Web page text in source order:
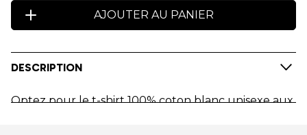
AJOUTER AU PANIER
DESCRIPTION
Optez pour le t-shirt 100% coton blanc unisexe aux